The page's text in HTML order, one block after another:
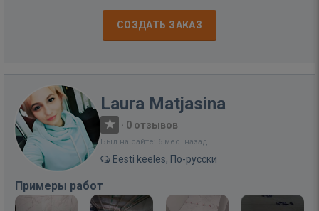
СОЗДАТЬ ЗАКАЗ
Laura Matjasina
· 0 отзывов
Был на сайте: 6 мес. назад
Eesti keeles, По-русски
Примеры работ